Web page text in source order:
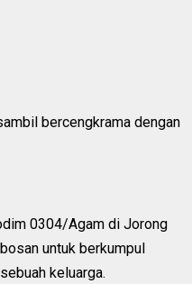
bercengkrama dengan
0304/Agam di Jorong
untuk berkumpul
keluarga.